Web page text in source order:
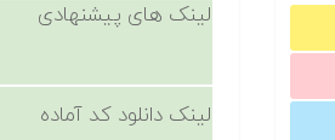
لینک های پیشنهادی
لینک دانلود کد آماده